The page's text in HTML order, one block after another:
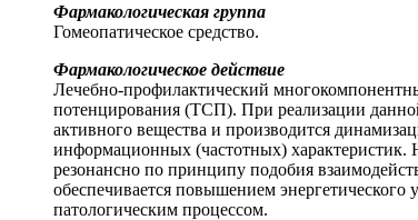
Фармакологическая группа
Гомеопатическое средство.
Фармакологическое действие
Лечебно-профилактический
потенцирования (ТСП). При реализации
активного вещества и производится
информационных (частотных) характеристик.
резонансно по принципу подобия
обеспечивается повышением
патологическим процессом.